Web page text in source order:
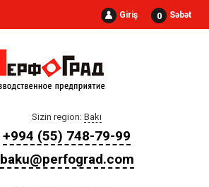
Giriş 0 Səbət
Sizin region: Bakı
+994 (55) 748-79-99
baku@perfograd.com